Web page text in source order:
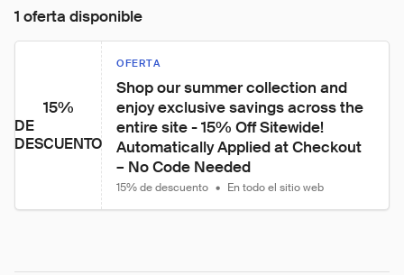
1 oferta disponible
15%
DE
DESCUENTO
OFERTA
Shop our summer collection and
enjoy exclusive savings across the
entire site - 15% Off Sitewide!
Automatically Applied at Checkout
– No Code Needed
15% de descuento • En todo el sitio web